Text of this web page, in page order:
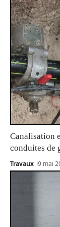
Canalisation
conduites de
Travaux 9 mai